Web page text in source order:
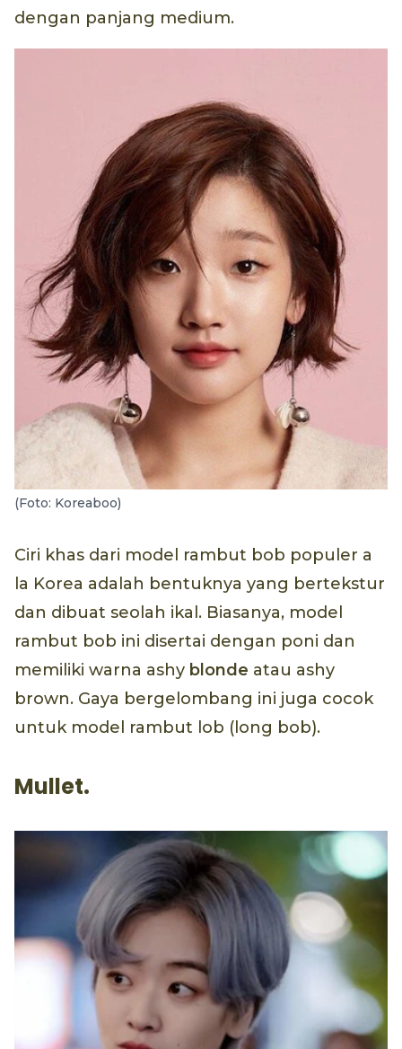
dengan panjang medium.
(Foto: Koreaboo)
Ciri khas dari model rambut bob populer a
la Korea adalah bentuknya yang bertekstur
dan dibuat seolah ikal. Biasanya, model
rambut bob ini disertai dengan poni dan
memiliki warna ashy blonde atau ashy
brown. Gaya bergelombang ini juga cocok
untuk model rambut lob (long bob).
Mullet.